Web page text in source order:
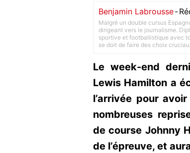
Benjamin Labrousse-
Malgré un double cursus
dirigeant vers le journalisme.
sportive et footballistique avec
se doit de faire des choix
Le week-end
Lewis Hamilton a
l’arrivée pour
nombreuses
de course Johnny
de l’épreuve, et